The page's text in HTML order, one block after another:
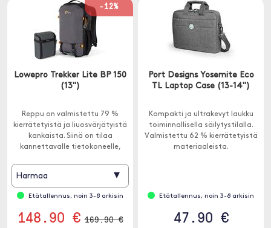
-12%
Lowepro Trekker Lite BP 150
(13")
Reppu on valmistettu 79 %
kierrätetyistä ja liuosvärjätyistä
kankaista. Siinä on tilaa
kannettavalle tietokoneelle,
2 pientä objektiivia.
Harmaa ▾
Etätallennus, noin 3-8 arkisin
148.90 € 169.90 €
Port Designs Yosemite Eco
TL Laptop Case (13-14")
Kompakti ja ultrakevyt laukku
toiminnallisella säilytystilalla.
Valmistettu 62 % kierrätetyistä
materiaaleista.
Etätallennus, noin 3-8 arkisin
47.90 €